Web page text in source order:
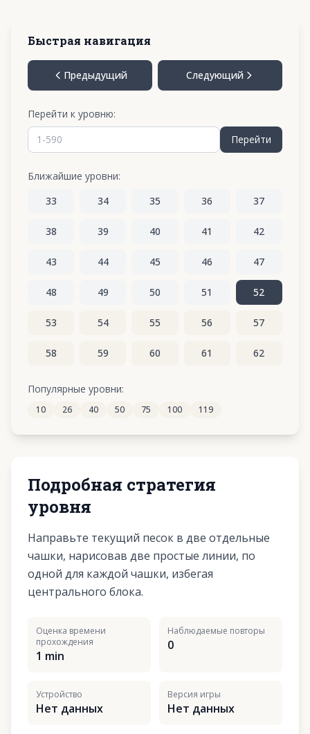
Быстрая навигация
Предыдущий Следующий
Перейти к уровню:
Перейти
Ближайшие уровни:
33
34 35 36 37
38 39 40 41 42
43 44 45 46 47
48 49 50 51 52
53 54 55 56 57
58 59 60 61 62
68 69 70 71
Популярные уровни:
10 26 40 50 75 100 119
Подробная стратегия
уровня
Направьте текущий песок в две отдельные
чашки, нарисовав две простые линии, по
одной для каждой чашки, избегая
центрального блока.
Оценка времени
прохождения
1 min
Наблюдаемые повторы
0
Устройство
Нет данных
Версия игры
Нет данных